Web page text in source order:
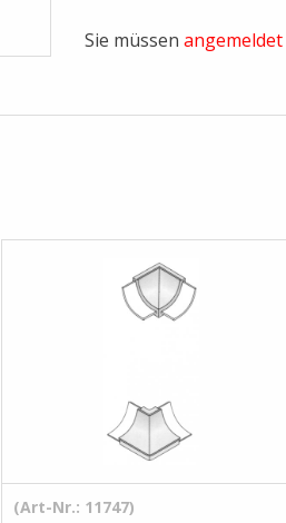
Sie müssen angemeldet
(Art-Nr.: 11747)